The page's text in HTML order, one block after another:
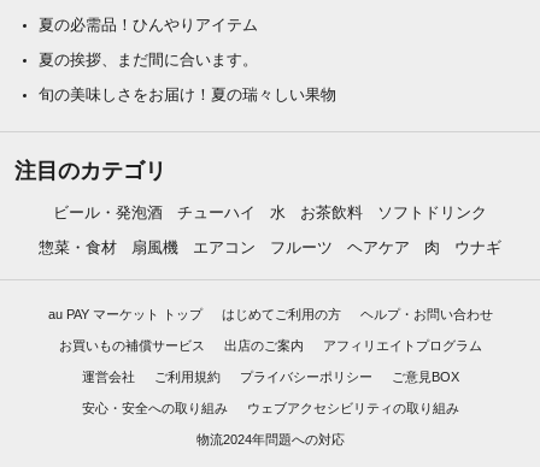
夏の必需品！ひんやりアイテム
夏の挨拶、まだ間に合います。
旬の美味しさをお届け！夏の瑞々しい果物
注目のカテゴリ
ビール・発泡酒 チューハイ 水 お茶飲料
ソフトドリンク
惣菜・食材
扇風機 エアコン フルーツ ヘアケア 肉 ウナギ
au PAY マーケット トップ はじめてご利用の方 ヘルプ・お問い合わせ
お買いもの補償サービス 出店のご案内 アフィリエイトプログラム
運営会社 ご利用規約 プライバシーポリシー ご意見BOX
安心・安全への取り組み ウェブアクセシビリティの取り組み
物流2024年問題への対応